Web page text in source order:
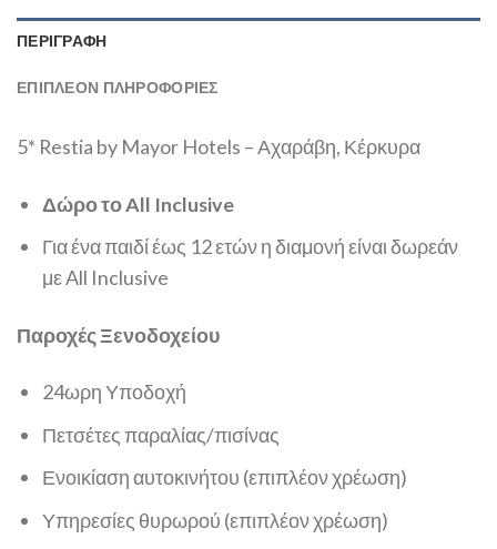
ΠΕΡΙΓΡΑΦΉ
ΕΠΙΠΛΈΟΝ ΠΛΗΡΟΦΟΡΊΕΣ
5* Restia by Mayor Hotels – Αχαράβη, Κέρκυρα
Δώρο το All Inclusive
Για ένα παιδί έως 12 ετών η διαμονή είναι δωρεάν
με All Inclusive
Παροχές Ξενοδοχείου
24ωρη Υποδοχή
Πετσέτες παραλίας/πισίνας
Ενοικίαση αυτοκινήτου (επιπλέον χρέωση)
Υπηρεσίες θυρωρού (επιπλέον χρέωση)